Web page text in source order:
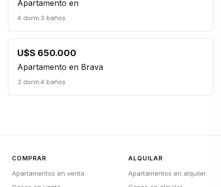
Apartamento en
4 dorm.3 baños
U$S 650.000
Apartamento en Brava
3 dorm.4 baños
COMPRAR
Apartamentos en venta
ALQUILAR
Apartamentos en alquiler